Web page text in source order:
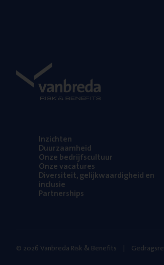
Inzich­ten
Duur­zaam­heid
Onze bedrijfs­cul­tuur
Onze vaca­tu­res
Diver­si­teit, gelijk­waar­dig­heid en
inclusie
Part­ner­ships
© 2026 Vanbreda Risk & Benefits